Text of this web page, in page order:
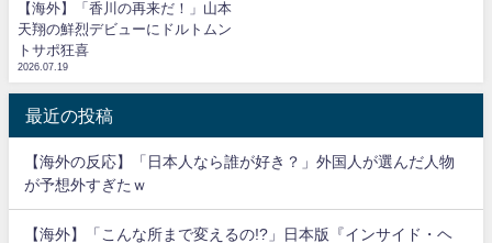
【海外】「香川の再来だ！」山本
天翔の鮮烈デビューにドルトムン
トサポ狂喜
2026.07.19
最近の投稿
【海外の反応】「日本人なら誰が好き？」外国人が選んだ人物
が予想外すぎたｗ
【海外】「こんな所まで変えるの!?」日本版『インサイド・ヘ